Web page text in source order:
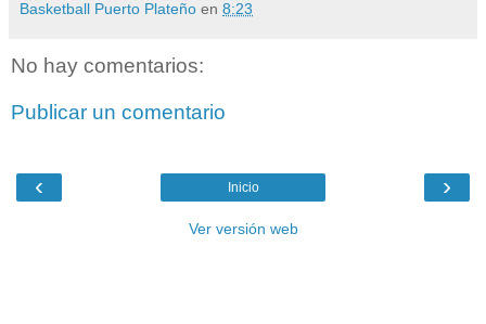
Basketball Puerto Plateño en 8:23
No hay comentarios:
Publicar un comentario
‹ ›
Inicio
Ver versión web